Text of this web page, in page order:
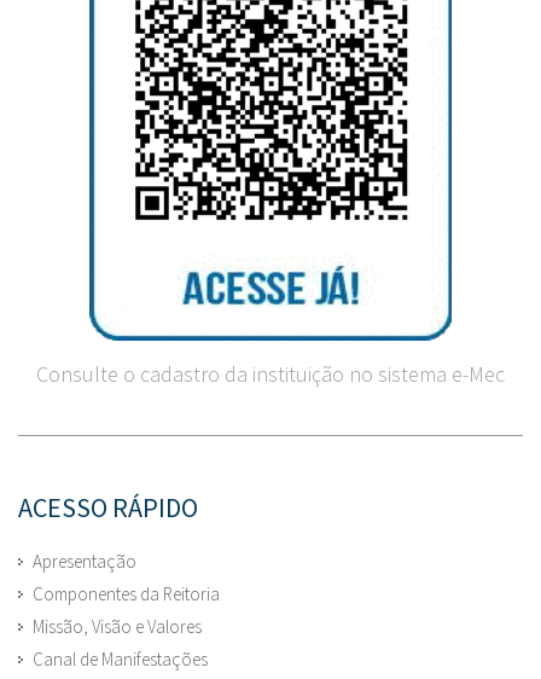
Consulte o cadastro da instituição no sistema e-Mec
ACESSO RÁPIDO
Apresentação
Componentes da Reitoria
Missão, Visão e Valores
Canal de Manifestações